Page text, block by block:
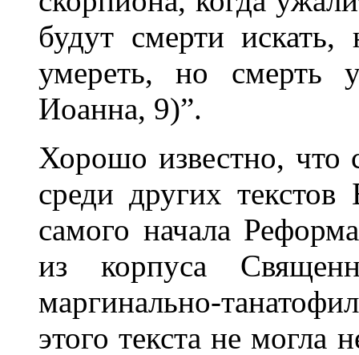
будут смерти
умереть, но
Иоанна, 9)”.
Хорошо известно, что
среди других
самого начала
из корпуса
маргинально-
этого текста не могла